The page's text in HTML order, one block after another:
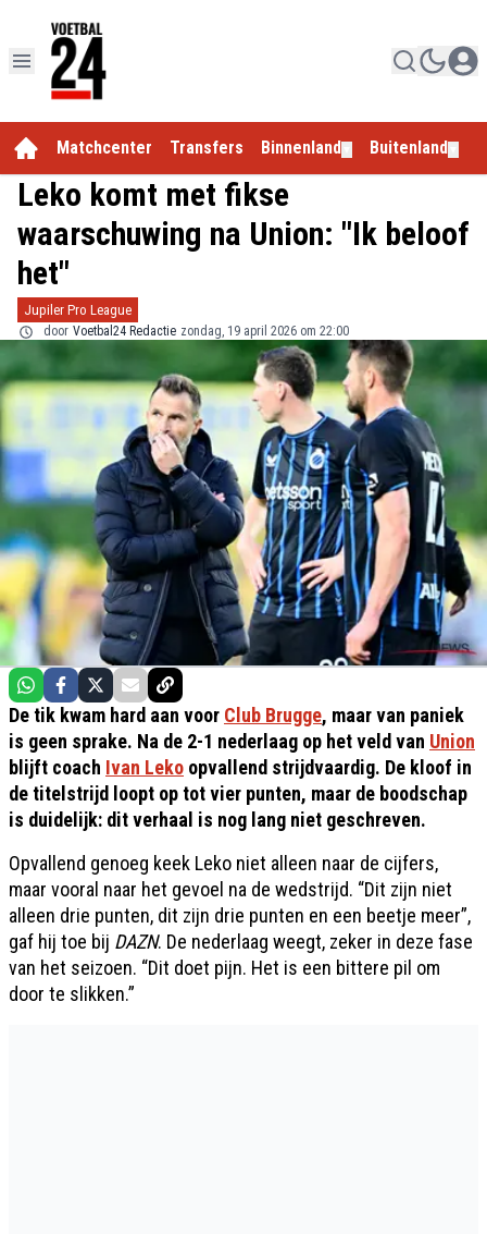
Matchcenter Transfers Binnenland Buitenland
Leko komt met fikse
waarschuwing na Union: "Ik beloof
het"
Jupiler Pro League
door Voetbal24 Redactie zondag, 19 april 2026 om 22:00
De tik kwam hard aan voor Club Brugge, maar van paniek
is geen sprake. Na de 2-1 nederlaag op het veld van Union
blijft coach Ivan Leko opvallend strijdvaardig. De kloof in
de titelstrijd loopt op tot vier punten, maar de boodschap
is duidelijk: dit verhaal is nog lang niet geschreven.
Opvallend genoeg keek Leko niet alleen naar de cijfers,
maar vooral naar het gevoel na de wedstrijd. “Dit zijn niet
alleen drie punten, dit zijn drie punten en een beetje meer”,
gaf hij toe bij DAZN. De nederlaag weegt, zeker in deze fase
van het seizoen. “Dit doet pijn. Het is een bittere pil om
door te slikken.”